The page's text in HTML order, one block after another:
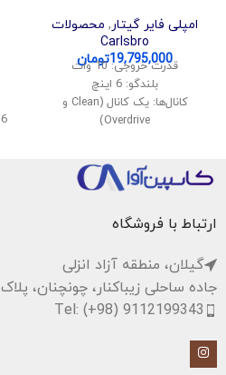
امپلی فایر گیتار, محصولات
Carlsbro
19,795,000تومانقدرت خروجی: 10 وات
بلندگو: 6 اینچ
کانال‌ها: یک کانال (Clean و
Overdrive)
افکت: Reverb
اندازه: مناسب برای حمل و نقل
ارتباط با فروشگاه
گیلان، منطقه آزاد انزلی
جاده ساحلی زیباکنار، چونچنان، پلاک 175
Tel: (+98) 9112199343